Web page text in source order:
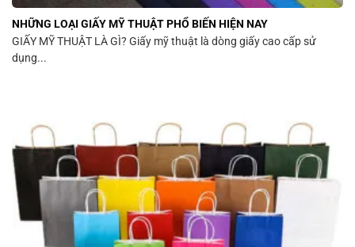
NHỮNG LOẠI GIẤY MỸ THUẬT PHỔ BIẾN HIỆN NAY
GIẤY MỸ THUẬT LÀ GÌ? Giấy mỹ thuật là dòng giấy cao cấp sử
dụng...